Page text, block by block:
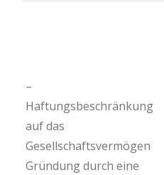
–
Haftungsbeschränkung
auf das
Gesellschaftsvermögen
Gründung durch eine